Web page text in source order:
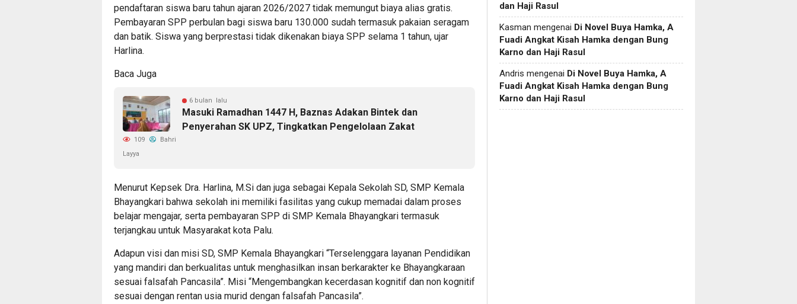
pendaftaran siswa baru tahun ajaran 2026/2027 tidak memungut biaya alias gratis.
Pembayaran SPP perbulan bagi siswa baru 130.000 sudah termasuk pakaian seragam
dan batik. Siswa yang berprestasi tidak dikenakan biaya SPP selama 1 tahun, ujar
Harlina.
Baca Juga
6 bulan lalu
Masuki Ramadhan 1447 H, Baznas Adakan Bintek dan
Penyerahan SK UPZ, Tingkatkan Pengelolaan Zakat
109
Bahri
Layya
Menurut Kepsek Dra. Harlina, M.Si dan juga sebagai Kepala Sekolah SD, SMP Kemala
Bhayangkari bahwa sekolah ini memiliki fasilitas yang cukup memadai dalam proses
belajar mengajar, serta pembayaran SPP di SMP Kemala Bhayangkari termasuk
terjangkau untuk Masyarakat kota Palu.
Adapun visi dan misi SD, SMP Kemala Bhayangkari “Terselenggara layanan Pendidikan
yang mandiri dan berkualitas untuk menghasilkan insan berkarakter ke Bhayangkaraan
sesuai falsafah Pancasila”. Misi “Mengembangkan kecerdasan kognitif dan non kognitif
sesuai dengan rentan usia murid dengan falsafah Pancasila”.
dan Haji Rasul
Kasman mengenai Di Novel Buya Hamka, A
Fuadi Angkat Kisah Hamka dengan Bung
Karno dan Haji Rasul
Andris mengenai Di Novel Buya Hamka, A
Fuadi Angkat Kisah Hamka dengan Bung
Karno dan Haji Rasul